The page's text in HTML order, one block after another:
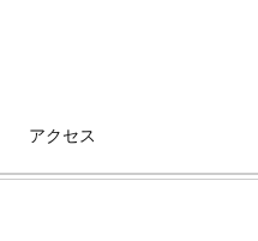
アクセス